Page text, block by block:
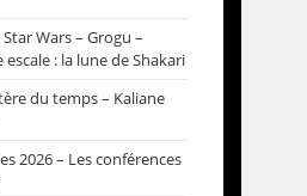
Wars – Grogu –
escale : la lune de Shakari
du temps – Kaliane
2026 – Les conférences